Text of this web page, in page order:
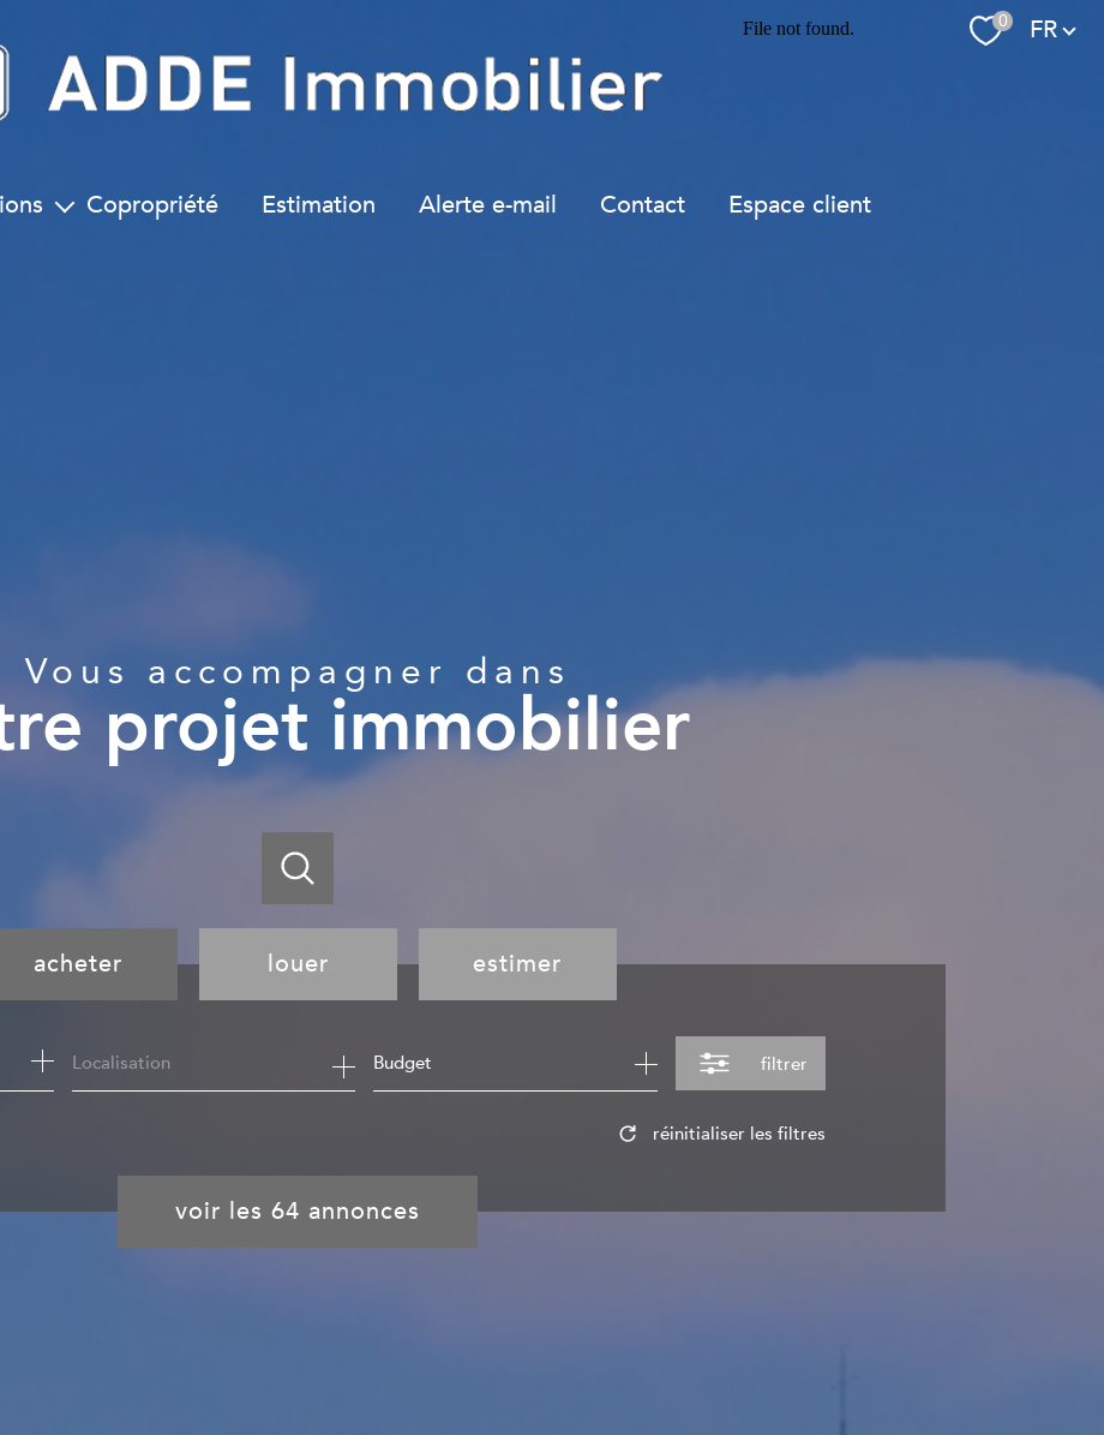
0 Langue
FR
Copropriété Estimation Alerte e-mail Contact Espace client
Vous accompagner dans
projet immobilier
acheter
de l'ancien
du neuf
louer
de l'immo pro
estimer
Budget filtrer
voir les 64 annonces
réinitialiser les filtres